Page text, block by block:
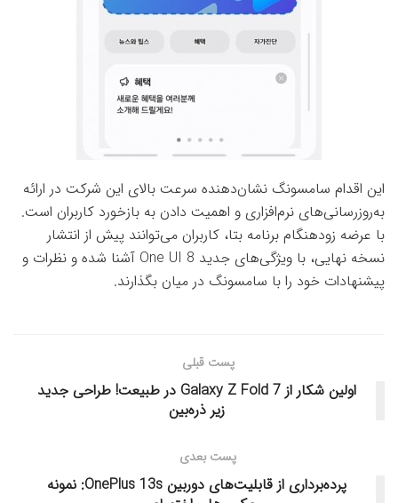
این اقدام سامسونگ نشان‌دهنده سرعت بالای این شرکت در ارائه
به‌روزرسانی‌های نرم‌افزاری و اهمیت دادن به بازخورد کاربران است.
با عرضه زودهنگام برنامه بتا، کاربران می‌توانند پیش از انتشار
نسخه نهایی، با ویژگی‌های جدید One UI 8 آشنا شده و نظرات و
پیشنهادات خود را با سامسونگ در میان بگذارند.
پست قبلی
اولین شکار از Galaxy Z Fold 7 در طبیعت! طراحی جدید
زیر ذره‌بین
پست بعدی
پرده‌برداری از قابلیت‌های دوربین OnePlus 13s: نمونه